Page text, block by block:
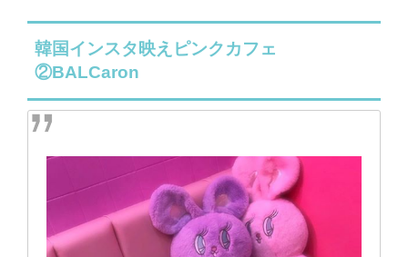
韓国インスタ映えピンクカフェ
②BALCaron